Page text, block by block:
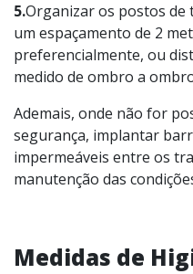
5.Organizar os postos de
um espaçamento de 2
preferencialmente, ou
medido de ombro a
Ademais, onde não for
segurança, implantar
impermeáveis entre os
manutenção das
Medidas de